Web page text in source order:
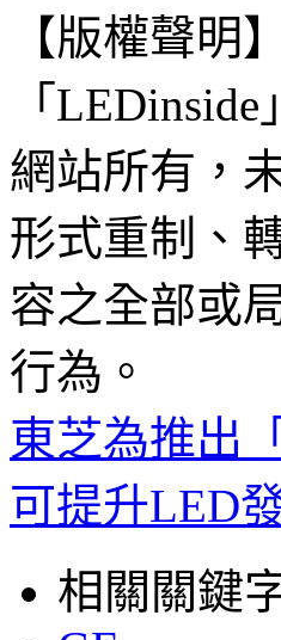
【版權聲明】
「
網站所有，
形式重制、
容之全部或
行為。
東芝為推出
可提升LED
相關關鍵